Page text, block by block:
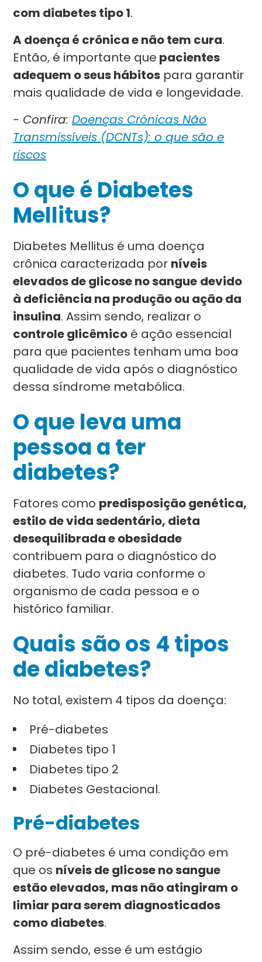
com diabetes tipo 1.
A doença é crônica e não tem cura.
Então, é importante que pacientes
adequem o seus hábitos para garantir
mais qualidade de vida e longevidade.
- Confira:Doenças Crônicas Não
Transmissíveis (DCNTs): o que são e
riscos
O que é Diabetes
Mellitus?
Diabetes Mellitus é uma doença
crônica caracterizada por níveis
elevados de glicose no sangue devido
à deficiência na produção ou ação da
insulina. Assim sendo, realizar o
controle glicêmico é ação essencial
para que pacientes tenham uma boa
qualidade de vida após o diagnóstico
dessa síndrome metabólica.
O que leva uma
pessoa a ter
diabetes?
Fatores como predisposição genética,
estilo de vida sedentário, dieta
desequilibrada e obesidade
contribuem para o diagnóstico do
diabetes. Tudo varia conforme o
organismo de cada pessoa e o
histórico familiar.
Quais são os 4 tipos
de diabetes?
No total, existem 4 tipos da doença:
Pré-diabetes
Diabetes tipo 1
Diabetes tipo 2
Diabetes Gestacional.
Pré-diabetes
O pré-diabetes é uma condição em
que os níveis de glicose no sangue
estão elevados, mas não atingiram o
limiar para serem diagnosticados
como diabetes.
Assim sendo, esse é um estágio